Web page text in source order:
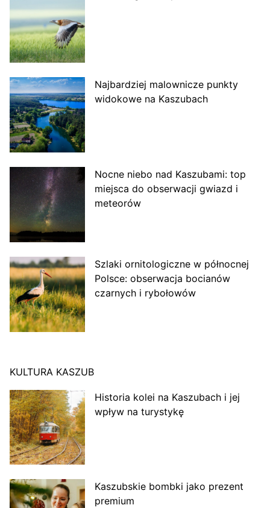
Najbardziej malownicze punkty
widokowe na Kaszubach
Nocne niebo nad Kaszubami: top
miejsca do obserwacji gwiazd i
meteorów
Szlaki ornitologiczne w północnej
Polsce: obserwacja bocianów
czarnych i rybołowów
KULTURA KASZUB
Historia kolei na Kaszubach i jej
wpływ na turystykę
Kaszubskie bombki jako prezent
premium